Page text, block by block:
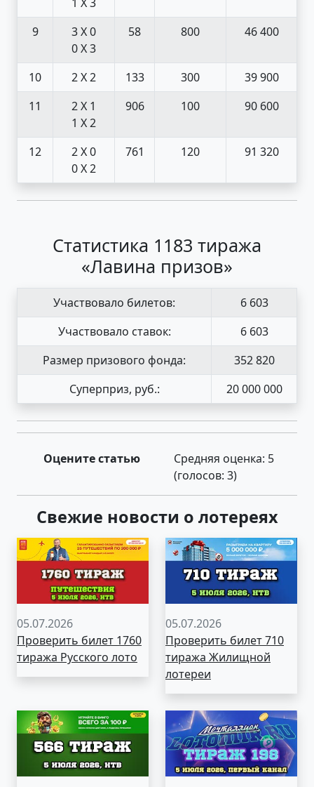
9
3 X 0
0 X 3
58 800 46 400
10 2 X 2 133 300
39 900
11
2 X 1
1 X 2
906 100 90 600
12
2 X 0
0 X 2
761 120 91 320
Статистика 1183 тиража
«Лавина призов»
Участвовало билетов:
6 603
Участвовало ставок:
6 603
Размер призового фонда:
352 820
Суперприз, руб.:
20 000 000
Оцените статью Средняя оценка: 5
(голосов: 3)
Свежие новости о лотереях
05.07.2026
Проверить билет 1760
тиража Русского лото
05.07.2026
Проверить билет 710
тиража Жилищной
лотереи